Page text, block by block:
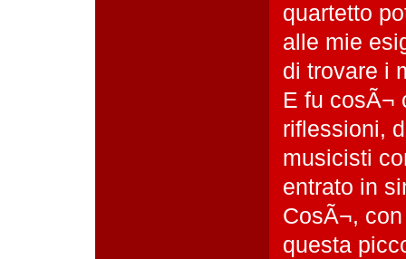
quartetto
alle mie
di trovare i
E fu cosÃ¬
riflessioni,
musicisti
entrato in
CosÃ¬,
questa